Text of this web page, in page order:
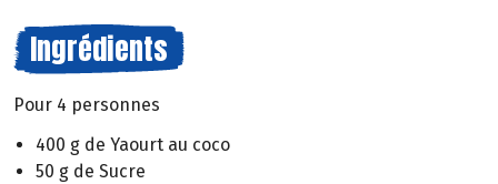
Ingrédients
Pour 4 personnes
400 g de Yaourt au coco
50 g de Sucre